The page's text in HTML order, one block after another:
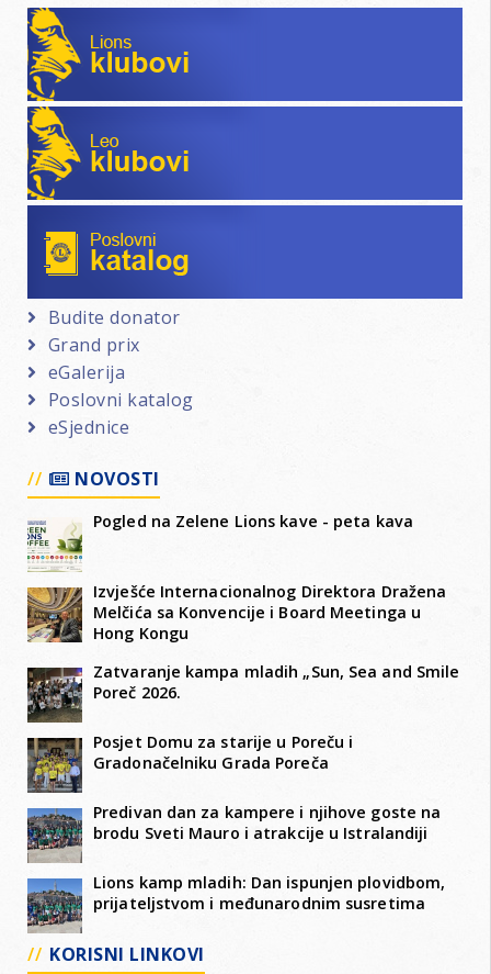
Lions klubovi
Leo klubovi
Budite donator
Grand prix
eGalerija
Poslovni katalog
eSjednice
NOVOSTI
Pogled na Zelene Lions kave - peta kava
Izvješće Internacionalnog Direktora Dražena
Melčića sa Konvencije i Board Meetinga u
Hong Kongu
Zatvaranje kampa mladih „Sun, Sea and Smile
Poreč 2026.
Posjet Domu za starije u Poreču i
Gradonačelniku Grada Poreča
Predivan dan za kampere i njihove goste na
brodu Sveti Mauro i atrakcije u Istralandiji
Lions kamp mladih: Dan ispunjen plovidbom,
prijateljstvom i međunarodnim susretima
KORISNI LINKOVI